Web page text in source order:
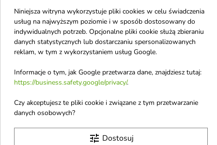
BeBio Cosmetics Smart
Age naturalne Serum
na twarz, szyję i dekolt
30 ml
skoncentrowana pielęgnacja
anti-aging, która wygładza
zapewnia intensywne
nawilżenie
9,23 €
BeBio Cosmetics
Spilantol naturalne
wygładzające Serum
do twarzy 30 ml
to skoncentrowana pielęgnacja
anti-aging, która poprawia
zmarszczki i przywraca cerze
młodszy wygląd
9,23 €
-18%
Niniejsza witryna wykorzystuje pliki cookies w celu świadczenia
usług na najwyższym poziomie i w sposób dostosowany do
indywidualnych potrzeb. Opcjonalne pliki cookie służą zbieraniu
danych statystycznych lub dostarczaniu spersonalizowanych
reklam, w tym z wykorzystaniem usług Google.
Informacje o tym, jak Google przetwarza dane, znajdziesz tutaj:
https://business.safety.google/privacy/.
Czy akceptujesz te pliki cookie i związane z tym przetwarzanie
danych osobowych?
tune Dostosuj